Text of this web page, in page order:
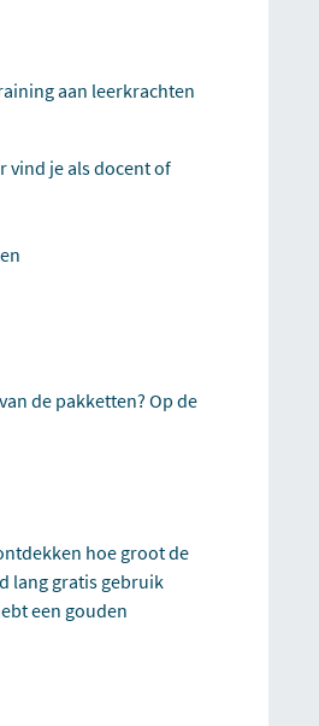
aan leerkrachten
vind je als docent of
de pakketten? Op de
hoe groot de
lang gratis gebruik
een gouden